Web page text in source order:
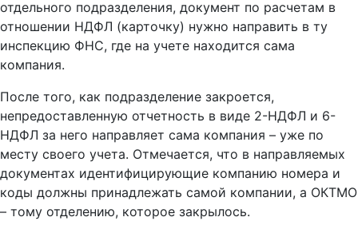
отдельного подразделения, документ по расчетам в
отношении НДФЛ (карточку) нужно направить в ту
инспекцию ФНС, где на учете находится сама
компания.
После того, как подразделение закроется,
непредоставленную отчетность в виде 2-НДФЛ и 6-
НДФЛ за него направляет сама компания – уже по
месту своего учета. Отмечается, что в направляемых
документах идентифицирующие компанию номера и
коды должны принадлежать самой компании, а ОКТМО
– тому отделению, которое закрылось.